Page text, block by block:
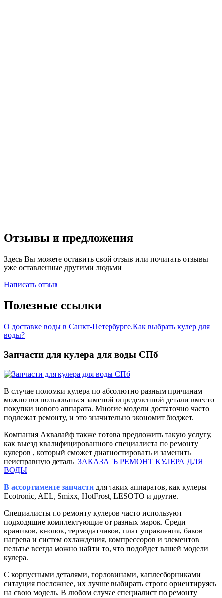
Отзывы и предложения
Здесь Вы можете оставить свой отзыв или почитать отзывы
уже оставленные другими людьми
Написать отзыв
Полезные ссылки
О доставке воды в Санкт-Петербурге.Как выбрать кулер для
воды?
Запчасти для кулера для воды СПб
В случае поломки кулера по абсолютно разным причинам
можно воспользоваться заменой определенной детали вместо
покупки нового аппарата. Многие модели достаточно часто
подлежат ремонту, и это значительно экономит бюджет.
Компания Аквалайф также готова предложить такую услугу,
как выезд квалифицированного специалиста по ремонту
кулеров , который сможет диагностировать и заменить
неисправную деталь ЗАКАЗАТЬ РЕМОНТ КУЛЕРА ДЛЯ
ВОДЫ
В ассортименте запчасти для таких аппаратов, как кулеры
Ecotronic, AEL, Smixx, HotFrost, LESOTO и другие.
Специалисты по ремонту кулеров часто используют
подходящие комплектующие от разных марок. Среди
краников, кнопок, термодатчиков, плат управления, баков
нагрева и систем охлаждения, компрессоров и элементов
пельтье всегда можно найти то, что подойдет вашей модели
кулера.
С корпусными деталями, горловинами, каплесборниками
ситауция посложнее, их лучше выбирать строго ориентируясь
на свою модель. В любом случае специалист по ремонту